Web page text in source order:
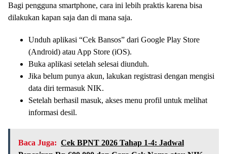
Bagi pengguna smartphone, cara ini lebih praktis karena bisa
dilakukan kapan saja dan di mana saja.
Unduh aplikasi “Cek Bansos” dari Google Play Store
(Android) atau App Store (iOS).
Buka aplikasi setelah selesai diunduh.
Jika belum punya akun, lakukan registrasi dengan mengisi
data diri termasuk NIK.
Setelah berhasil masuk, akses menu profil untuk melihat
informasi desil.
Baca Juga: Cek BPNT 2026 Tahap 1-4: Jadwal